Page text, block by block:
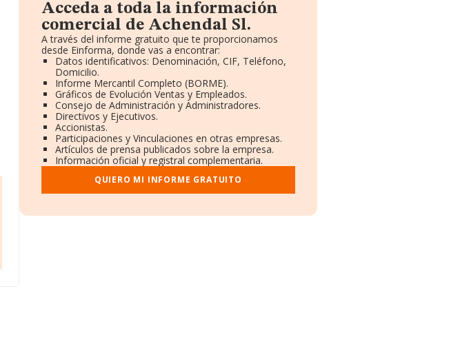
Acceda a toda la información
comercial de Achendal Sl.
A través del informe gratuito que te proporcionamos
desde Einforma, donde vas a encontrar:
Datos identificativos: Denominación, CIF, Teléfono,
Domicilio.
Informe Mercantil Completo (BORME).
Gráficos de Evolución Ventas y Empleados.
Consejo de Administración y Administradores.
Directivos y Ejecutivos.
Accionistas.
Participaciones y Vinculaciones en otras empresas.
Artículos de prensa publicados sobre la empresa.
Información oficial y registral complementaria.
QUIERO MI INFORME GRATUITO